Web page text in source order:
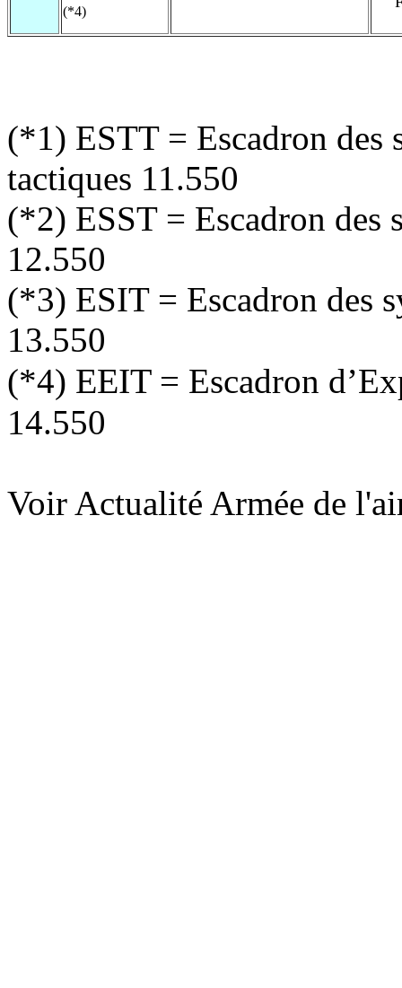
(*4)
(*1) ESTT = Escadron des
tactiques 11.550
(*2) ESST = Escadron des
12.550
(*3) ESIT = Escadron des
13.550
(*4) EEIT = Escadron
14.550
Voir Actualité Armée de